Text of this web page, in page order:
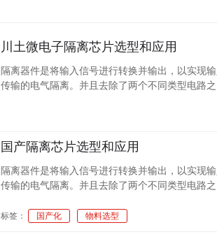
川土微电子隔离芯片选型和应用
隔离器件是将输入信号进行转换并输出，以实现
传输的电气隔离。并且去除了两个不同类型电路
国产隔离芯片选型和应用
隔离器件是将输入信号进行转换并输出，以实现
传输的电气隔离。并且去除了两个不同类型电路
更小、速度更快、功耗更低、温度范围更广的隔
标签： 国产化 物料选型